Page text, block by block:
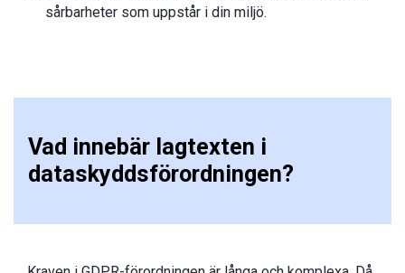
sårbarheter som uppstår i din miljö.
Vad innebär lagtexten i
dataskyddsförordningen?